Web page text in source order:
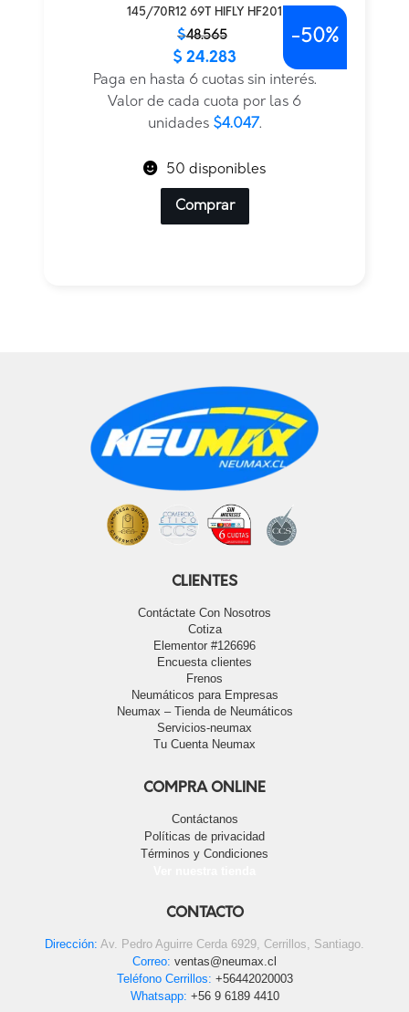
145/70R12 69T HIFLY HF201
$48.565
original
actual
$ 24.283
Paga en hasta 6 cuotas sin interés.
Valor de cada cuota por las 6
unidades $4.047.
-50%
50 disponibles
Comprar
CLIENTES
Contáctate Con Nosotros
Cotiza
Elementor #126696
Encuesta clientes
Frenos
Neumáticos para Empresas
Neumax – Tienda de Neumáticos
Servicios-neumax
Tu Cuenta Neumax
COMPRA ONLINE
Contáctanos
Políticas de privacidad
Términos y Condiciones
CONTACTO
Dirección: Av. Pedro Aguirre Cerda 6929, Cerrillos, Santiago.
Correo: ventas@neumax.cl
Teléfono Cerrillos: +56442020003
Whatsapp: +56 9 6189 4410